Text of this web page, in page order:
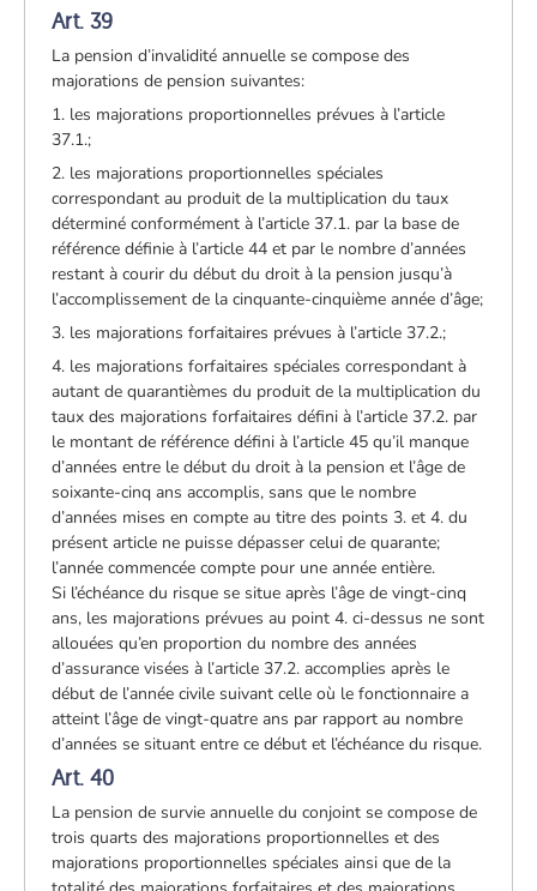
Art. 39
La pension d’invalidité annuelle se compose des
majorations de pension suivantes:
1. les majorations proportionnelles prévues à l’article
37.1.;
2. les majorations proportionnelles spéciales
correspondant au produit de la multiplication du taux
déterminé conformément à l’article 37.1. par la base de
référence définie à l’article 44 et par le nombre d’années
restant à courir du début du droit à la pension jusqu’à
l’accomplissement de la cinquante-cinquième année d’âge;
3. les majorations forfaitaires prévues à l’article 37.2.;
4. les majorations forfaitaires spéciales correspondant à
autant de quarantièmes du produit de la multiplication du
taux des majorations forfaitaires défini à l’article 37.2. par
le montant de référence défini à l’article 45 qu’il manque
d’années entre le début du droit à la pension et l’âge de
soixante-cinq ans accomplis, sans que le nombre
d’années mises en compte au titre des points 3. et 4. du
présent article ne puisse dépasser celui de quarante;
l’année commencée compte pour une année entière.
Si l’échéance du risque se situe après l’âge de vingt-cinq
ans, les majorations prévues au point 4. ci-dessus ne sont
allouées qu’en proportion du nombre des années
d’assurance visées à l’article 37.2. accomplies après le
début de l’année civile suivant celle où le fonctionnaire a
atteint l’âge de vingt-quatre ans par rapport au nombre
d’années se situant entre ce début et l’échéance du risque.
Art. 40
La pension de survie annuelle du conjoint se compose de
trois quarts des majorations proportionnelles et des
majorations proportionnelles spéciales ainsi que de la